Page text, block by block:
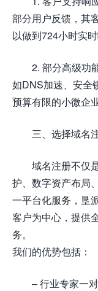
部分用户反馈，其
以做到724小时实时
2. 部分高级功
如DNS加速、安全
预算有限的小微企
三、选择域名
域名注册不仅
护、数字资产布局
一平台化服务，垦
客户为中心，提供
务。
我们的优势包括：
– 行业专家一